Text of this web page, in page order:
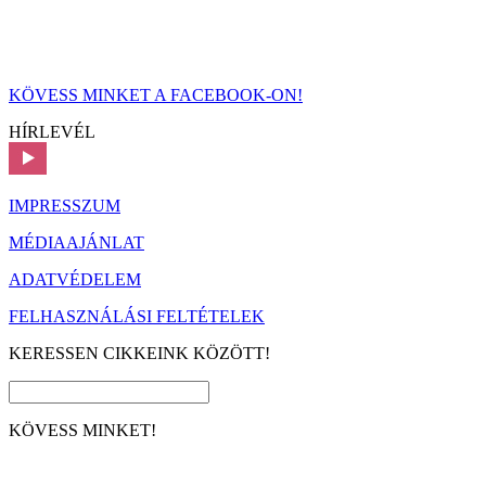
KÖVESS MINKET A FACEBOOK-ON!
HÍRLEVÉL
IMPRESSZUM
MÉDIAAJÁNLAT
ADATVÉDELEM
FELHASZNÁLÁSI FELTÉTELEK
KERESSEN CIKKEINK KÖZÖTT!
KÖVESS MINKET!